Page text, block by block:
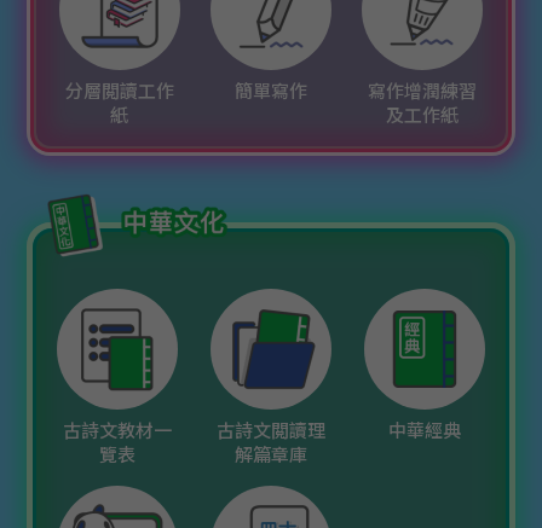
分層閲讀工作
紙
簡單寫作
寫作增潤練習
及工作紙
古詩文教材一
覽表
古詩文閲讀理
解篇章庫
中華經典